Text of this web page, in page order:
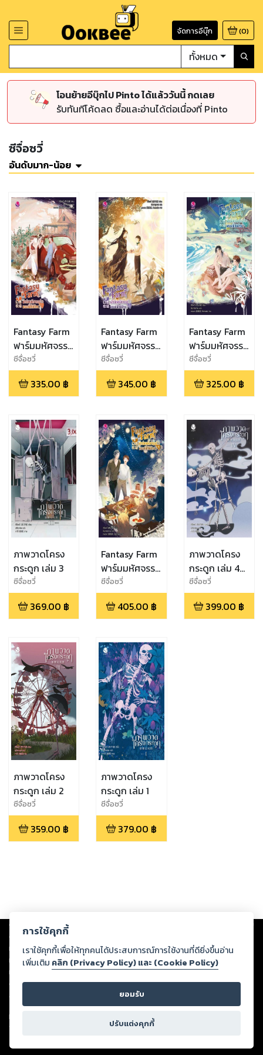
จัดการอีบุ๊ก (0)
ทั้งหมด
โอนย้ายอีบุ๊กไป Pinto ได้แล้ววันนี้ กดเลย
รับทันทีโค้ดลด ซื้อและอ่านได้ต่อเนื่องที่ Pinto
ซีจื่อซวี่
อันดับมาก-น้อย
Fantasy Farm
ฟาร์มมหัศจรรย์
พรรค์นี้ก็มี
ด้วย? เล่ม 1
ซีจื่อซวี่
335.00 ฿
Fantasy Farm
ฟาร์มมหัศจรรย์
พรรค์นี้ก็มี
ด้วย? เล่ม 2
ซีจื่อซวี่
345.00 ฿
Fantasy Farm
ฟาร์มมหัศจรรย์
พรรค์นี้ก็มี
ด้วย? เล่ม 3
ซีจื่อซวี่
325.00 ฿
ภาพวาดโครง
กระดูก เล่ม 3
ซีจื่อซวี่
369.00 ฿
Fantasy Farm
ฟาร์มมหัศจรรย์
พรรค์นี้ก็มี
ด้วย? เล่ม 4
(จบ)
ซีจื่อซวี่
405.00 ฿
ภาพวาดโครง
กระดูก เล่ม 4
(เล่มจบ)
ซีจื่อซวี่
399.00 ฿
ภาพวาดโครง
กระดูก เล่ม 2
ซีจื่อซวี่
359.00 ฿
ภาพวาดโครง
กระดูก เล่ม 1
ซีจื่อซวี่
379.00 ฿
Copyright © 2026
ต่อผลงานหรือเนื้อหาใดที่อัปโหลดผ่านเว็บไซต์และปรากฏว่าละเมิดสิทธิใน
ทรัพย์สินทางปัญญาของบุคคลอื่นหรือขัดต่อกฎหมายและศีลธรรม ดังนั้น ผู้อ่าน
ทุกท่านโปรดใช้วิจารณญาณในการกลั่นกรองด้วยตนเอง และหากท่านพบว่าส่วน
หนึ่งส่วนใดขัดต่อกฎหมายและศีลธรรม กรุณาแจ้งมายังบริษัท เพื่อทีมงานจะได้
ดำเนินการในทันที ทั้งนี้ ทางสตอรี่ล็อกขอสงวนลิขสิทธิ์ตามพระราชบัญญัติ
ลิขสิทธิ์ พ.ศ. 2537 (ฉบับล่าสุด)
For support: member@ookbee.com
Version
การใช้คุกกี้
เราใช้คุกกี้เพื่อให้ทุกคนได้ประสบการณ์การใช้งานที่ดียิ่งขึ้นอ่าน
เพิ่มเติม คลิก (Privacy Policy) และ (Cookie Policy)
ยอมรับ
ปรับแต่งคุกกี้